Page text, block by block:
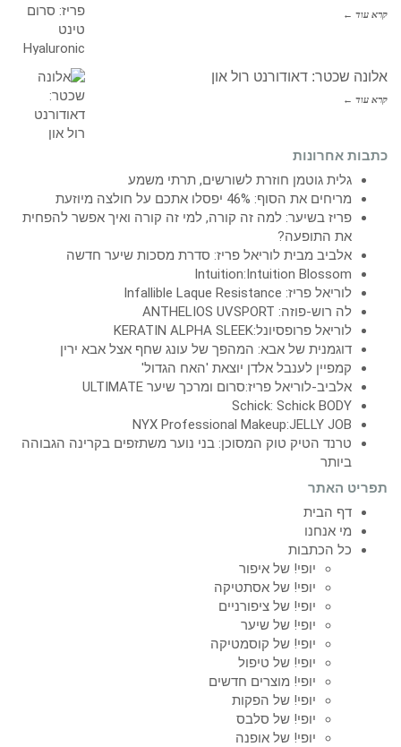
קרא עוד ←
אלונה שכטר: דאודורנט רול און
קרא עוד ←
כתבות אחרונות
גלית גוטמן חוזרת לשורשים, תרתי משמע
מריחים את הסוף: 46% יפסלו אתכם על חולצה מיוזעת
פריז בשיער: למה זה קורה, למי זה קורה ואיך אפשר להפחית
את התופעה?
אלביב מבית לוריאל פריז: סדרת מסכות שיער חדשה
Intuition:Intuition Blossom
לוריאל פריז: Infallible Laque Resistance
לה רוש-פוזה: ANTHELIOS UVSPORT
לוריאל פרופסיונל:KERATIN ALPHA SLEEK
דוגמנית של אבא: המהפך של עונג שחף אצל אבא ירין
קמפיין לענבל אלדן יוצאת 'האח הגדול'
אלביב-לוריאל פריז:סרום ומרכך שיער ULTIMATE
Schick: Schick BODY
NYX Professional Makeup:JELLY JOB
טרנד הטיק טוק המסוכן: בני נוער משתזפים בקרינה הגבוהה
ביותר
תפריט האתר
דף הבית
מי אנחנו
כל הכתבות
יופי! של איפור
יופי! של אסתטיקה
יופי! של ציפורניים
יופי! של שיער
יופי! של קוסמטיקה
יופי! של טיפול
יופי! מוצרים חדשים
יופי! של הפקות
יופי! של סלבס
יופי! של אופנה